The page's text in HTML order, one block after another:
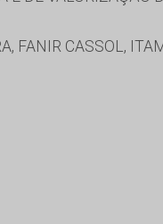
FANIR CASSOL,